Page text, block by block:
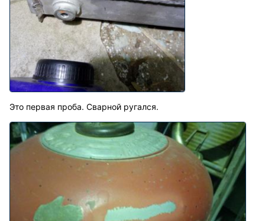
Это первая проба. Сварной ругался.